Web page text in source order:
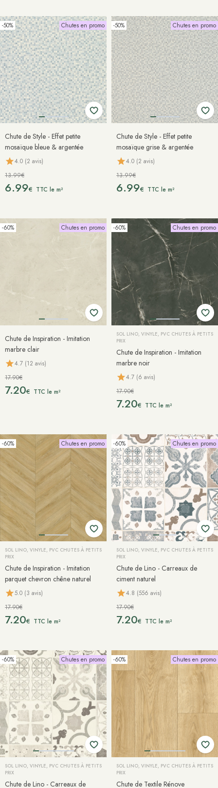
-50% Chutes en promo
Chute de Style - Effet petite
mosaïque bleue & argentée
4.0 (2 avis)
13.99€
6.99€ TTC le m²
-50% Chutes en promo
Chute de Style - Effet petite
mosaïque grise & argentée
4.0 (2 avis)
13.99€
6.99€ TTC le m²
-60% Chutes en promo
Chute de Inspiration - Imitation
marbre clair
4.7 (12 avis)
17.90€
7.20€ TTC le m²
-60% Chutes en promo
SOL LINO, VINYLE, PVC CHUTES À PETITS
PRIX
Chute de Inspiration - Imitation
marbre noir
4.7 (6 avis)
17.90€
7.20€ TTC le m²
-60% Chutes en promo
SOL LINO, VINYLE, PVC CHUTES À PETITS
PRIX
Chute de Inspiration - Imitation
parquet chevron chêne naturel
5.0 (3 avis)
17.90€
7.20€ TTC le m²
-60% Chutes en promo
SOL LINO, VINYLE, PVC CHUTES À PETITS
PRIX
Chute de Lino - Carreaux de
ciment naturel
4.8 (556 avis)
17.90€
7.20€ TTC le m²
-60% Chutes en promo
SOL LINO, VINYLE, PVC CHUTES À PETITS
PRIX
Chute de Lino - Carreaux de
-60% Chutes en promo
SOL LINO, VINYLE, PVC CHUTES À PETITS
PRIX
Chute de Textile Rénove